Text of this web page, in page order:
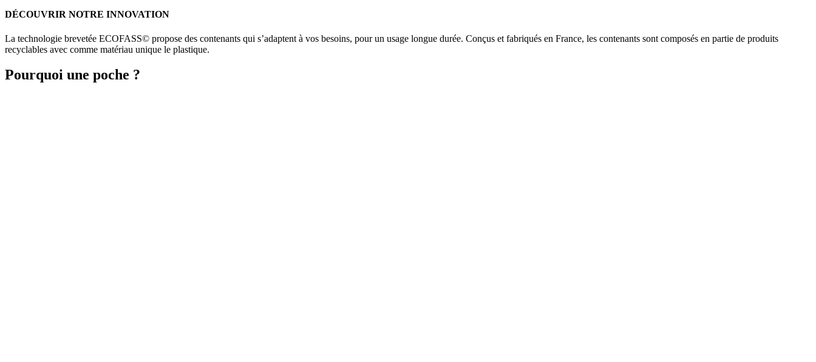
DÉCOUVRIR NOTRE INNOVATION
La technologie brevetée ECOFASS© propose des contenants qui s’adaptent à vos besoins, pour un usage longue durée. Conçus et fabriqués en France, les contenants sont composés en partie de produits
recyclables avec comme matériau unique le plastique.
Pourquoi une poche ?